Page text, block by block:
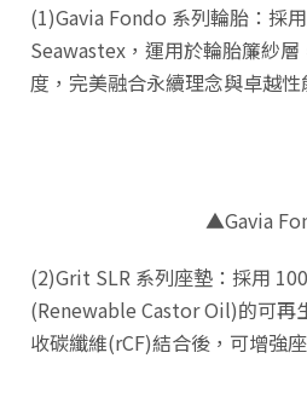
(1)Gavia Fondo 系列輪胎：採
Seawastex，運用於輪胎簾紗
度，完美融合永續理念與卓越性
▲Gavia
(2)Grit SLR 系列座墊：採用
(Renewable Castor Oil)的可再
收碳纖維(rCF)結合後，可增強